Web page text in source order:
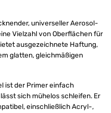
universeller Aerosol-
Vielzahl von Oberflächen für
ausgezeichnete Haftung,
glatten, gleichmäßigen
ist der Primer einfach
sich mühelos schleifen. Er
einschließlich Acryl-,